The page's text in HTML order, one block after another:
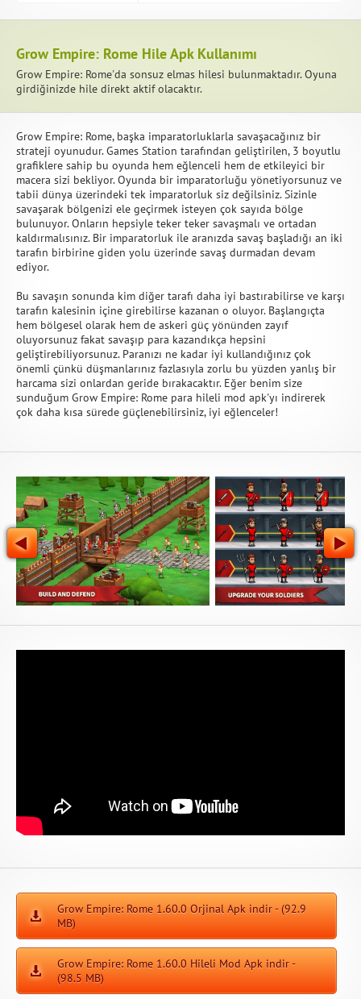
Grow Empire: Rome Hile Apk Kullanımı
Grow Empire: Rome'da sonsuz elmas hilesi bulunmaktadır. Oyuna
girdiğinizde hile direkt aktif olacaktır.
Grow Empire: Rome, başka imparatorluklarla savaşacağınız bir
strateji oyunudur. Games Station tarafından geliştirilen, 3 boyutlu
grafiklere sahip bu oyunda hem eğlenceli hem de etkileyici bir
macera sizi bekliyor. Oyunda bir imparatorluğu yönetiyorsunuz ve
tabii dünya üzerindeki tek imparatorluk siz değilsiniz. Sizinle
savaşarak bölgenizi ele geçirmek isteyen çok sayıda bölge
bulunuyor. Onların hepsiyle teker teker savaşmalı ve ortadan
kaldırmalısınız. Bir imparatorluk ile aranızda savaş başladığı an iki
tarafın birbirine giden yolu üzerinde savaş durmadan devam
ediyor.
Bu savaşın sonunda kim diğer tarafı daha iyi bastırabilirse ve karşı
tarafın kalesinin içine girebilirse kazanan o oluyor. Başlangıçta
hem bölgesel olarak hem de askeri güç yönünden zayıf
oluyorsunuz fakat savaşıp para kazandıkça hepsini
geliştirebiliyorsunuz. Paranızı ne kadar iyi kullandığınız çok
önemli çünkü düşmanlarınız fazlasıyla zorlu bu yüzden yanlış bir
harcama sizi onlardan geride bırakacaktır. Eğer benim size
sunduğum Grow Empire: Rome para hileli mod apk'yı indirerek
çok daha kısa sürede güçlenebilirsiniz, iyi eğlenceler!
Grow Empire: Rome 1.60.0 Orjinal Apk indir - (92.9
MB)
Grow Empire: Rome 1.60.0 Hileli Mod Apk indir -
(98.5 MB)